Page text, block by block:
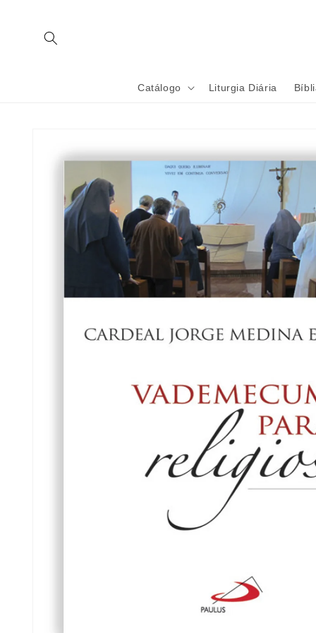
conteúdo
Catálogo Liturgia Diária
informação
do produto